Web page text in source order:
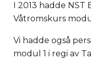
I 2013 hadde
Våtromskurs
Vi hadde også
modul 1 i regi av